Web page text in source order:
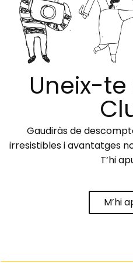
Uneix-
Gaudiràs de
irresistibles i avantatges
T’hi
M’hi